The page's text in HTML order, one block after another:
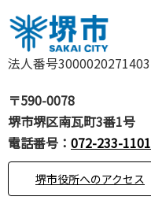
法人番号3000020271403
〒590-0078
堺市堺区南瓦町3番1号
電話番号： 072-233-1101
堺市役所へのアクセス